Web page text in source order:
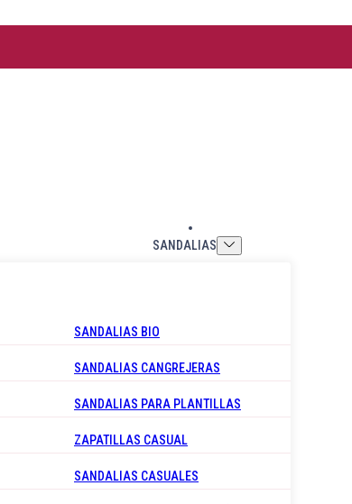
SANDALIAS
SANDALIAS BIO
SANDALIAS CANGREJERAS
SANDALIAS PARA PLANTILLAS
ZAPATILLAS CASUAL
SANDALIAS CASUALES